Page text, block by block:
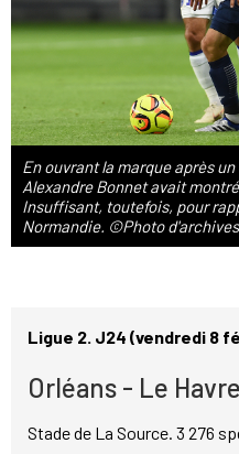
En ouvrant la marque après
Alexandre Bonnet avait
Insuffisant, toutefois, pour
Normandie. ©Photo d'archives
Ligue 2. J24 (vendredi 8
Orléans - Le
Stade de La Source. 3 276